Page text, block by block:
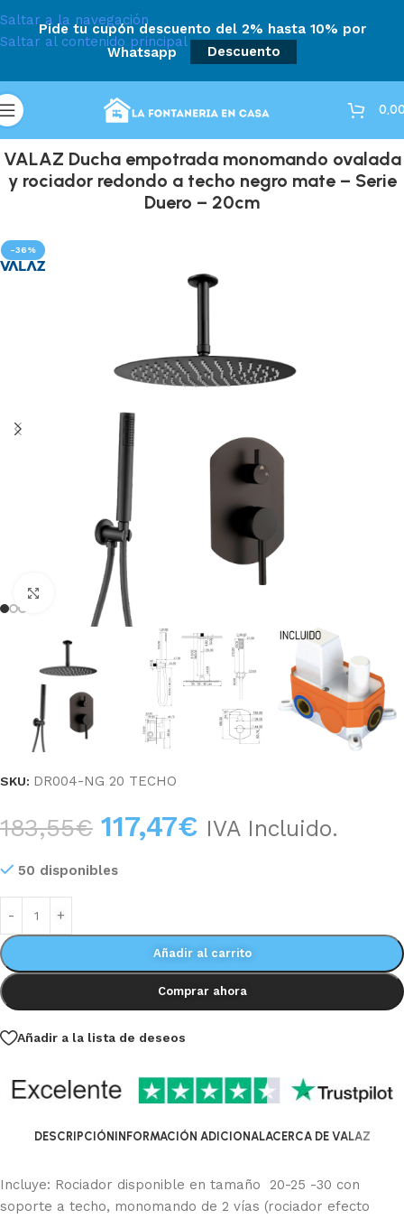
Saltar a la navegación
Saltar al contenido principal
Pide tu cupón descuento del 2% hasta 10% por
Whatsapp
Descuento
VALAZ Ducha empotrada monomando ovalada
y rociador redondo a techo negro mate – Serie
Duero – 20cm
-36%
Haga clic para ampliar
SKU: DR004-NG 20 TECHO
183,55€ 117,47€ IVA Incluido.
50 disponibles
Añadir al carrito
Comprar ahora
Añadir a la lista de deseos
DESCRIPCIÓN INFORMACIÓN ADICIONALACERCA DE VALAZ
Incluye: Rociador disponible en tamaño 20-25 -30 con
soporte a techo, monomando de 2 vías (rociador efecto